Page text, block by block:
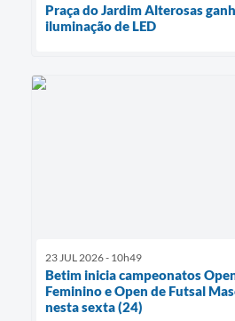
Praça do Jardim Alterosas
iluminação de LED
23 JUL 2026 - 10h49
Betim inicia campeonatos
Feminino e Open de Futsal
nesta sexta (24)